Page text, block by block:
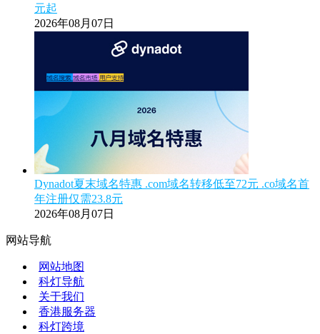
元起
2026年08月07日
Dynadot夏末域名特惠 .com域名转移低至72元 .co域名首
年注册仅需23.8元
2026年08月07日
网站导航
网站地图
科灯导航
关于我们
香港服务器
科灯跨境